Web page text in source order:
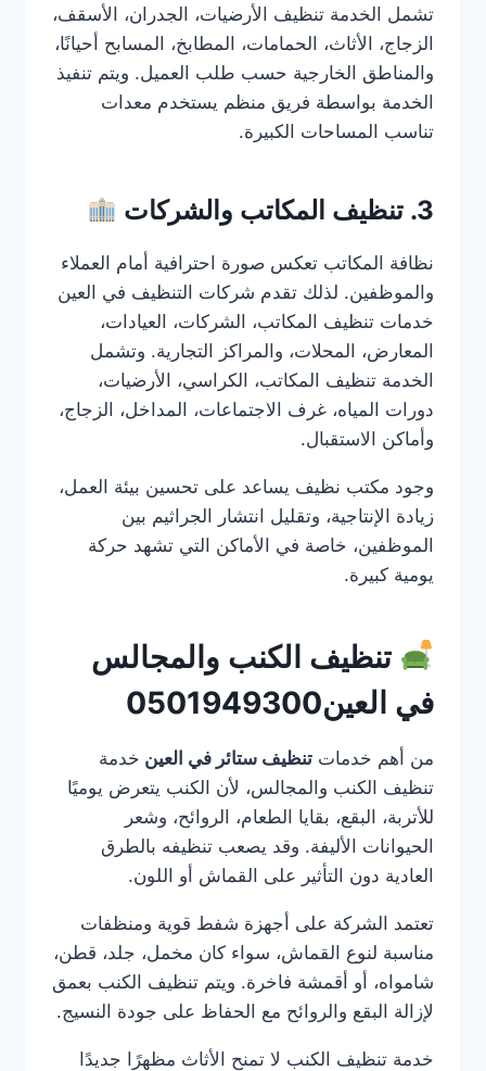
تشمل الخدمة تنظيف الأرضيات، الجدران، الأسقف،
الزجاج، الأثاث، الحمامات، المطابخ، المسابح أحيانًا،
والمناطق الخارجية حسب طلب العميل. ويتم تنفيذ
الخدمة بواسطة فريق منظم يستخدم معدات
تناسب المساحات الكبيرة.
3. تنظيف المكاتب والشركات
نظافة المكاتب تعكس صورة احترافية أمام العملاء
والموظفين. لذلك تقدم شركات التنظيف في العين
خدمات تنظيف المكاتب، الشركات، العيادات،
المعارض، المحلات، والمراكز التجارية. وتشمل
الخدمة تنظيف المكاتب، الكراسي، الأرضيات،
دورات المياه، غرف الاجتماعات، المداخل، الزجاج،
وأماكن الاستقبال.
وجود مكتب نظيف يساعد على تحسين بيئة العمل،
زيادة الإنتاجية، وتقليل انتشار الجراثيم بين
الموظفين، خاصة في الأماكن التي تشهد حركة
يومية كبيرة.
تنظيف الكنب والمجالس
في العين0501949300
من أهم خدمات تنظيف ستائر في العين خدمة
تنظيف الكنب والمجالس، لأن الكنب يتعرض يوميًا
للأتربة، البقع، بقايا الطعام، الروائح، وشعر
الحيوانات الأليفة. وقد يصعب تنظيفه بالطرق
العادية دون التأثير على القماش أو اللون.
تعتمد الشركة على أجهزة شفط قوية ومنظفات
مناسبة لنوع القماش، سواء كان مخمل، جلد، قطن،
شامواه، أو أقمشة فاخرة. ويتم تنظيف الكنب بعمق
لإزالة البقع والروائح مع الحفاظ على جودة النسيج.
خدمة تنظيف الكنب لا تمنح الأثاث مظهرًا جديدًا